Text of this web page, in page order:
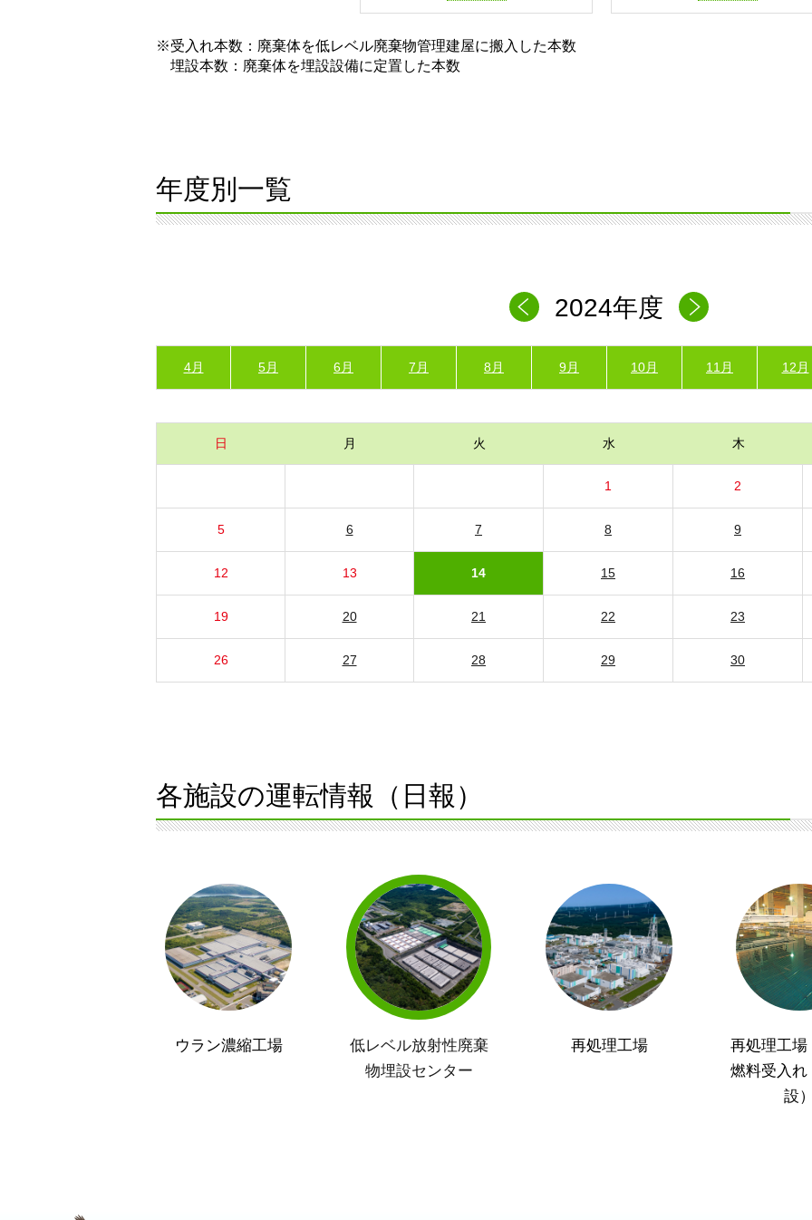
※受入れ本数：廃棄体を低レベル廃棄物管理建屋に搬入した本数
埋設本数：廃棄体を埋設設備に定置した本数
年度別一覧
2024年度
4月 5月 6月 7月 8月 9月 10月 11月 12月
日 月 火 水 木
1 2
5 6 7 8 9
12 13 14 15 16
19 20 21 22 23
26 27 28 29 30
各施設の運転情報（日報）
ウラン濃縮工場
低レベル放射性廃棄
物埋設センター
再処理工場
再処理工場
燃料受入れ
設